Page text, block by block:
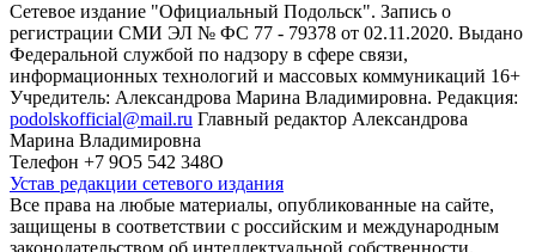
Сетевое издание "Официальный Подольск". Запись о
регистрации СМИ ЭЛ № ФС 77 - 79378 от 02.11.2020. Выдано
Федеральной службой по надзору в сфере связи,
информационных технологий и массовых коммуникаций 16+
Учредитель: Александрова Марина Владимировна. Редакция:
podolskofficial@mail.ru Главный редактор Александрова
Марина Владимировна
Телефон +7 9О5 542 348О
Устав редакции сетевого издания
Все права на любые материалы, опубликованные на сайте,
защищены в соответствии с российским и международным
законодательством об интеллектуальной собственности.